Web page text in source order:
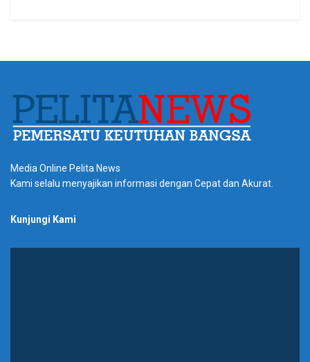
Media Online Pelita News
Kami selalu menyajikan informasi dengan Cepat dan Akurat.
Kunjungi Kami